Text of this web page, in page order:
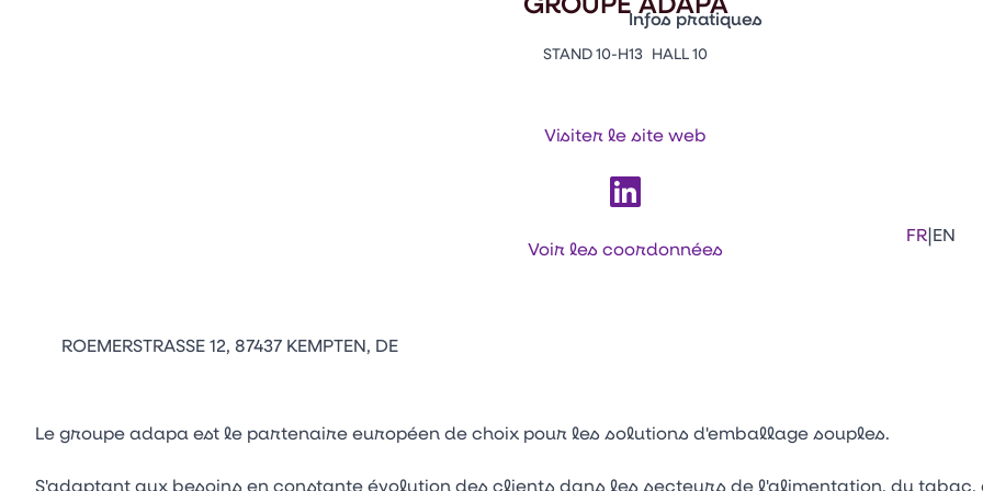
Infos pratiques
Contacts
Appuyez sur Entrée pour ouvrir le lien.
FR|EN
STAND 10-H13 HALL 10
Visiter le site web
Voir les coordonnées
ROEMERSTRASSE 12, 87437 KEMPTEN, DE
Le groupe adapa est le partenaire européen de choix pour les solutions d'emballage souples.
S'adaptant aux besoins en constante évolution des clients dans les secteurs de l'alimentation, du